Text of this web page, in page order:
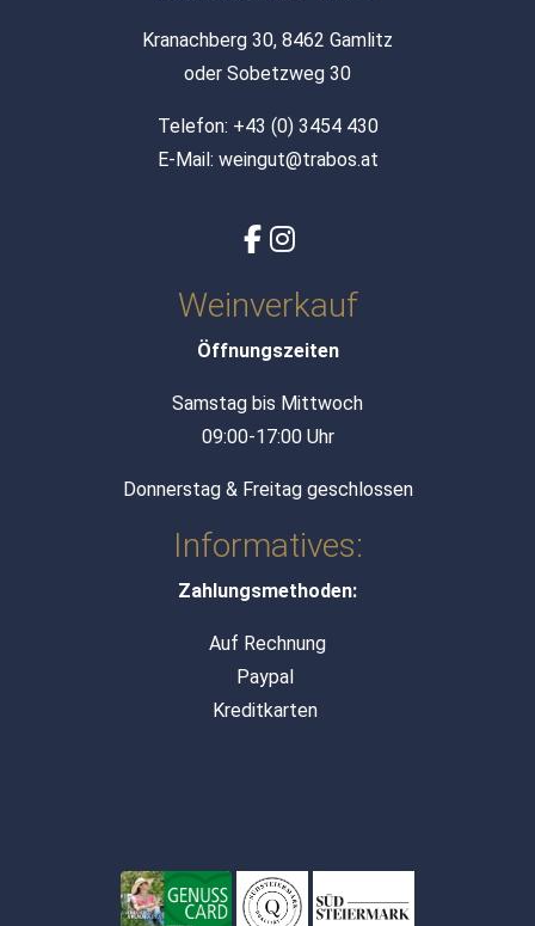
Kranachberg 30, 8462 Gamlitz
oder Sobetzweg 30
Telefon: +43 (0) 3454 430
E-Mail: weingut@trabos.at
Weinverkauf
Öffnungszeiten
Samstag bis Mittwoch
09:00-17:00 Uhr
Donnerstag & Freitag geschlossen
Informatives:
Zahlungsmethoden:
Auf Rechnung
Paypal
Kreditkarten